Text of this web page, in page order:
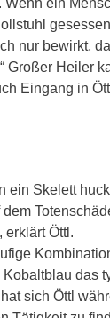
Wenn ein
nur bewirkt,
Großer Heiler
Eingang in
ein Skelett
erklärt Öttl.
das
sich Öttl